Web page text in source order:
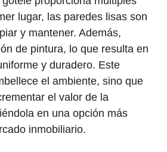
lugar, las paredes lisas son
y mantener. Además,
de pintura, lo que resulta en
y duradero. Este
el ambiente, sino que
el valor de la
en una opción más
inmobiliario.